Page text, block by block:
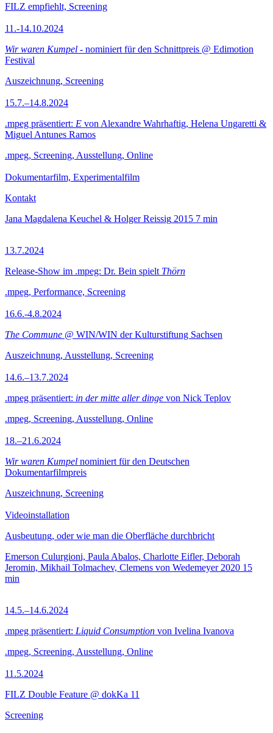
FILZ empfiehlt, Screening
11.-14.10.2024
Wir waren Kumpel - nominiert für den Schnittpreis @ Edimotion
Festival
Auszeichnung, Screening
15.7.–14.8.2024
.mpeg präsentiert: E von Alexandre Wahrhaftig, Helena Ungaretti &
Miguel Antunes Ramos
.mpeg, Screening, Ausstellung, Online
Dokumentarfilm, Experimentalfilm
Kontakt
Jana Magdalena Keuchel & Holger Reissig 2015 7 min
13.7.2024
Release-Show im .mpeg: Dr. Bein spielt Thörn
.mpeg, Performance, Screening
16.6.-4.8.2024
The Commune @ WIN/WIN der Kulturstiftung Sachsen
Auszeichnung, Ausstellung, Screening
14.6.–13.7.2024
.mpeg präsentiert: in der mitte aller dinge von Nick Teplov
.mpeg, Screening, Ausstellung, Online
18.–21.6.2024
Wir waren Kumpel nominiert für den Deutschen
Dokumentarfilmpreis
Auszeichnung, Screening
Videoinstallation
Ausbeutung, oder wie man die Oberfläche durchbricht
Emerson Culurgioni, Paula Abalos, Charlotte Eifler, Deborah
Jeromin, Mikhail Tolmachev, Clemens von Wedemeyer 2020 15
min
14.5.–14.6.2024
.mpeg präsentiert: Liquid Consumption von Ivelina Ivanova
.mpeg, Screening, Ausstellung, Online
11.5.2024
FILZ Double Feature @ dokKa 11
Screening